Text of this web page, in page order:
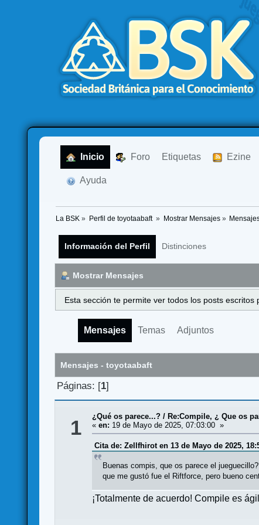
Inicio Foro Etiquetas Ezine
Ayuda
La BSK » Perfil de toyotaabaft » Mostrar Mensajes»
Información del Perfil Distinciones
Mostrar Mensajes
Esta sección te permite ver todos los posts
Mensajes Temas Adjuntos
Mensajes - toyotaabaft
Páginas: [1]
1 ¿Qué os parece...? / Re:Compile, ¿ Que os
«en: 19 de Mayo de 2025, 07:03:00 »
Cita de: Zellfhirot en 13 de Mayo de 2025,
Buenas compis, que os parece el
que me gustó fue el Riftforce, pero bueno
¡Totalmente de acuerdo! Compile es